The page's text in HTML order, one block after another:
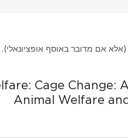
אם מדובר באוסף אופציונאלי).
Cage Change:
Animal Welfare